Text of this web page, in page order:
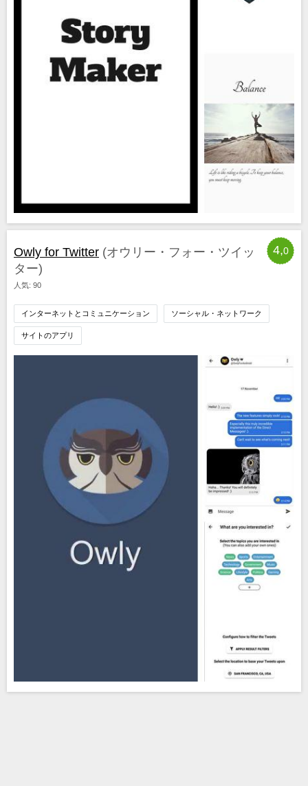
4,0
Owly for Twitter (オウリー・フォー・ツイッ
ター)
人気: 90
インターネットとコミュニケーション ソーシャル・ネットワーク
サイトのアプリ